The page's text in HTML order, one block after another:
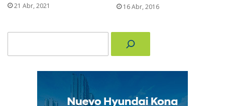
21 Abr, 2021 16 Abr, 2016